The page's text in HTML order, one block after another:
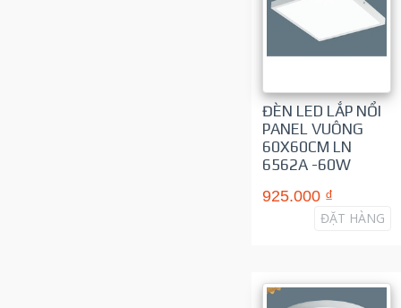
ĐÈN LED LẮP NỔI
PANEL VUÔNG
60X60CM LN
6562A -60W
925.000 ₫
ĐẶT HÀNG